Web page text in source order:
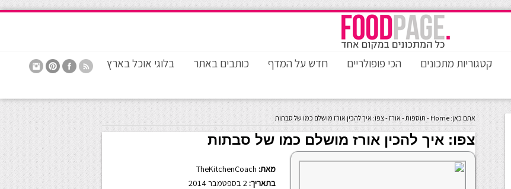
קטגוריות מתכונים הכי פופולריים חדש על המדף כותבים באתר בלוגי אוכל בארץ
אתם כאן: Home
- תוספות-אורז-צפו: איך להכין אורז מושלם כמו של סבתות
צפו: איך להכין אורז מושלם כמו של סבתות
מאת: TheKitchenCoach
בתאריך: